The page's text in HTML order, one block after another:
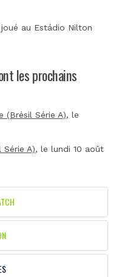
au Estádio Nilton
les prochains
(Brésil Série A), le
A), le lundi 10 août